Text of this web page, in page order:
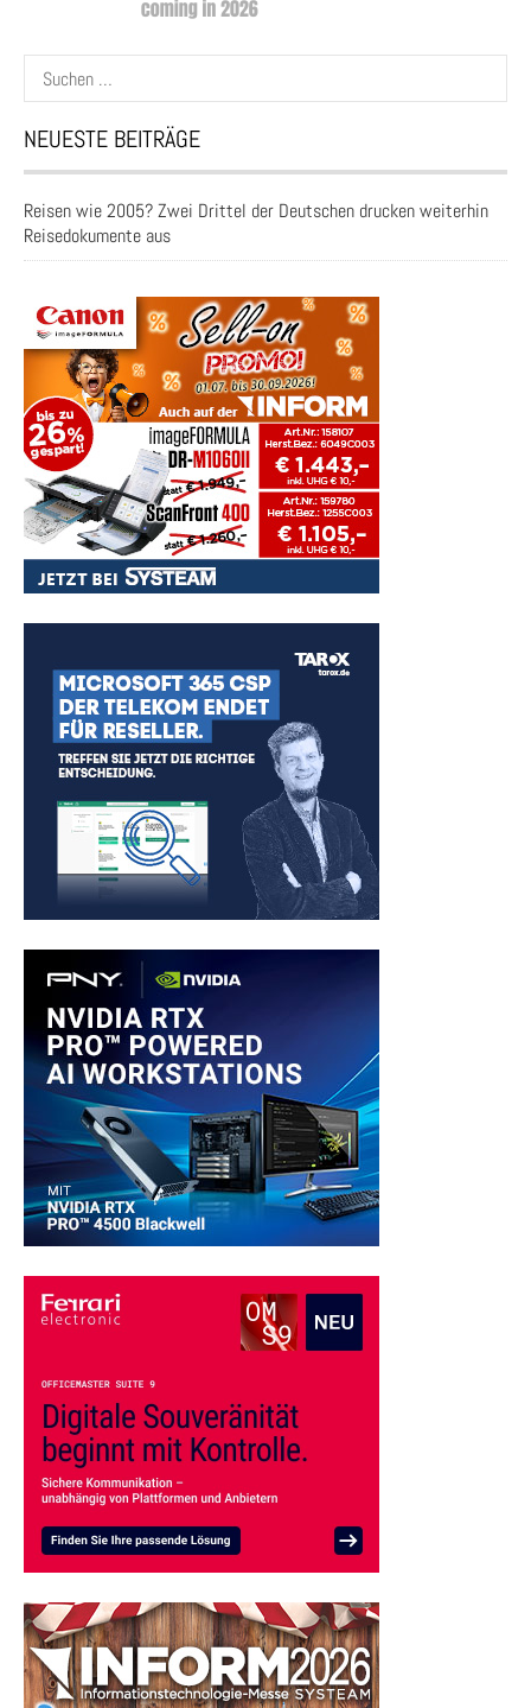
Suchen
nach:
NEUESTE BEITRÄGE
Reisen wie 2005? Zwei Drittel der Deutschen drucken weiterhin
Reisedokumente aus